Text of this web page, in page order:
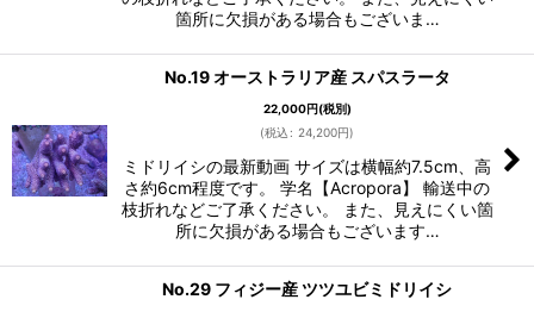
箇所に欠損がある場合もございま…
No.19 オーストラリア産 スパスラータ
22,000円(税別)
(税込 : 24,200円)
ミドリイシの最新動画 サイズは横幅約7.5cm、高
さ約6cm程度です。 学名【Acropora】 輸送中の
枝折れなどご了承ください。 また、見えにくい箇
所に欠損がある場合もございます…
No.29 フィジー産 ツツユビミドリイシ